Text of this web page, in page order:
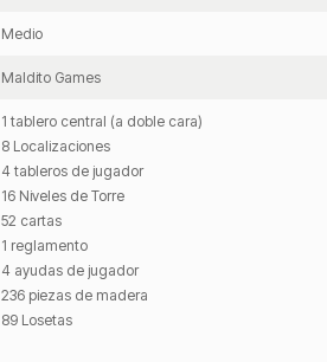
Medio
Maldito Games
1 tablero central (a doble cara)
8 Localizaciones
4 tableros de jugador
16 Niveles de Torre
52 cartas
1 reglamento
4 ayudas de jugador
236 piezas de madera
89 Losetas